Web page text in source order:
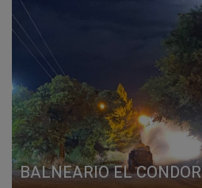
BALNEARIO EL CONDOR